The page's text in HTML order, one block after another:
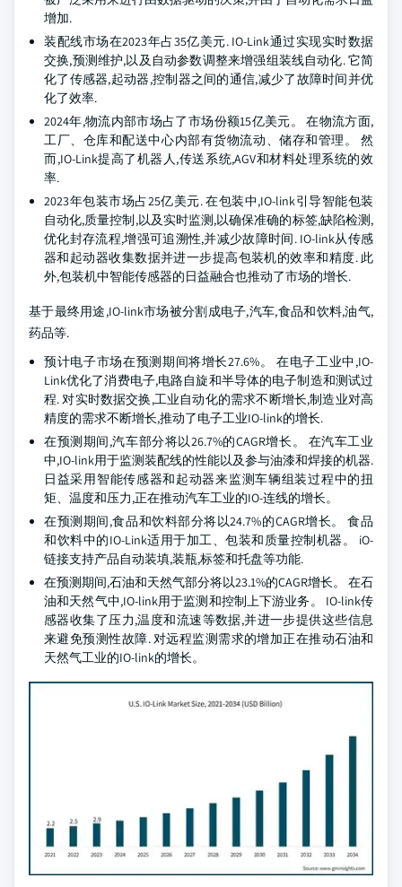
增加.
装配线市场在2023年占35亿美元. IO-Link通过实现实时数据
交换,预测维护,以及自动参数调整来增强组装线自动化. 它简
化了传感器,起动器,控制器之间的通信,减少了故障时间并优
化了效率.
2024年,物流内部市场占了市场份额15亿美元。 在物流方面,
工厂、仓库和配送中心内部有货物流动、储存和管理。 然
而,IO-Link提高了机器人,传送系统,AGV和材料处理系统的效
率.
2023年包装市场占25亿美元. 在包装中,IO-link引导智能包装
自动化,质量控制,以及实时监测,以确保准确的标签,缺陷检测,
优化封存流程,增强可追溯性,并减少故障时间. IO-link从传感
器和起动器收集数据并进一步提高包装机的效率和精度. 此
外,包装机中智能传感器的日益融合也推动了市场的增长.
基于最终用途,IO-link市场被分割成电子,汽车,食品和饮料,油气,
药品等.
预计电子市场在预测期间将增长27.6%。 在电子工业中,IO-
Link优化了消费电子,电路自旋和半导体的电子制造和测试过
程. 对实时数据交换,工业自动化的需求不断增长,制造业对高
精度的需求不断增长,推动了电子工业IO-link的增长.
在预测期间,汽车部分将以26.7%的CAGR增长。 在汽车工业
中,IO-link用于监测装配线的性能以及参与油漆和焊接的机器.
日益采用智能传感器和起动器来监测车辆组装过程中的扭
矩、温度和压力,正在推动汽车工业的IO-连线的增长。
在预测期间,食品和饮料部分将以24.7%的CAGR增长。 食品
和饮料中的IO-Link适用于加工、包装和质量控制机器。 iO-
链接支持产品自动装填,装瓶,标签和托盘等功能.
在预测期间,石油和天然气部分将以23.1%的CAGR增长。 在石
油和天然气中,IO-link用于监测和控制上下游业务。 IO-link传
感器收集了压力,温度和流速等数据,并进一步提供这些信息
来避免预测性故障. 对远程监测需求的增加正在推动石油和
天然气工业的IO-link的增长。